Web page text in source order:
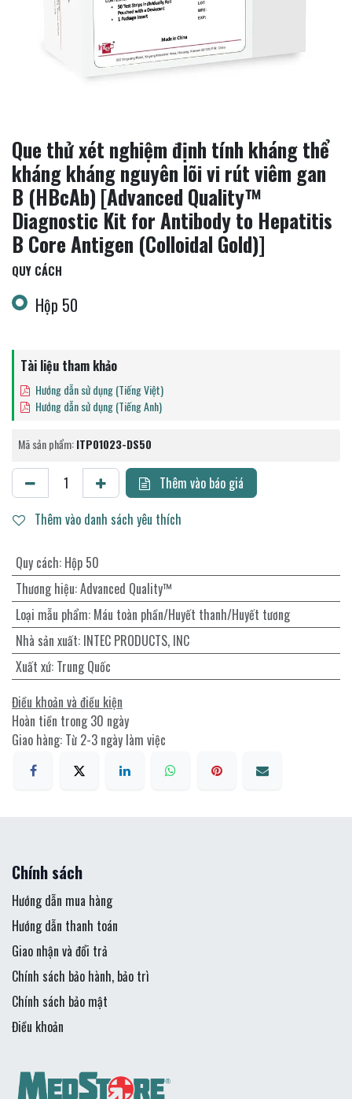
Que thử xét nghiệm định tính kháng thể
kháng kháng nguyên lõi vi rút viêm gan
B (HBcAb) [Advanced Quality™
Diagnostic Kit for Antibody to Hepatitis
B Core Antigen (Colloidal Gold)]
QUY CÁCH
Hộp 50
Tài liệu tham khảo
Hướng dẫn sử dụng (Tiếng Việt)
Hướng dẫn sử dụng (Tiếng Anh)
Mã sản phẩm:ITP01023-DS50
Thêm vào báo giá
Thêm vào danh sách yêu thích
Quy cách: Hộp 50
Thương hiệu:Advanced Quality™
Loại mẫu phẩm: Máu toàn phần/Huyết thanh/Huyết tương
Nhà sản xuất: INTEC PRODUCTS, INC
Xuất xứ: Trung Quốc
Điều khoản và điều kiện
Hoàn tiền trong 30 ngày
Giao hàng: Từ 2-3 ngày làm việc
Chính sách
Hướng dẫn mua hàng
Hướng dẫn thanh toán
Giao nhận và đổi trả
Chính sách bảo hành, bảo trì
Chính sách bảo mật
Điều khoản